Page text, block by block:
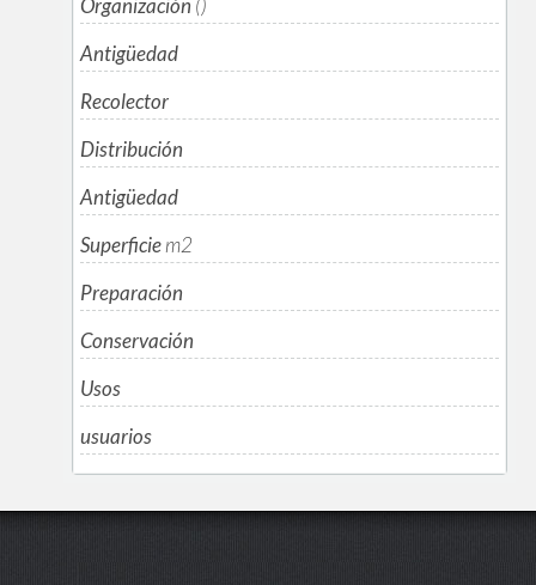
Organización ()
Antigüedad
Recolector
Distribución
Antigüedad
Superficiem2
Preparación
Conservación
Usos
usuarios